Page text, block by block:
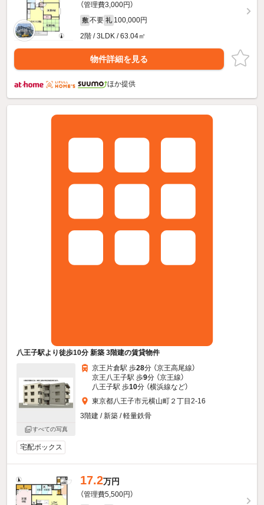
（管理費3,000円）
敷 不要 礼 100,000円
2階 / 3LDK / 63.04㎡
物件詳細を見る
ほか提供
八王子駅より徒歩10分 新築 3階建の賃貸物件
すべての写真
京王片倉駅 歩28分 （京王高尾線）
京王八王子駅 歩9分 （京王線）
八王子駅 歩10分 （横浜線など）
東京都八王子市元横山町２丁目2-16
3階建 / 新築 / 軽量鉄骨
宅配ボックス
17.2万円
（管理費5,500円）